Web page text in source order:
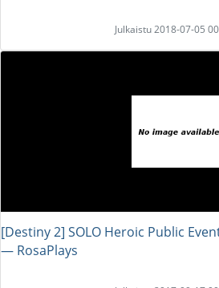
Julkaistu 2018-07-05
[Destiny 2] SOLO Heroic Public
― RosaPlays